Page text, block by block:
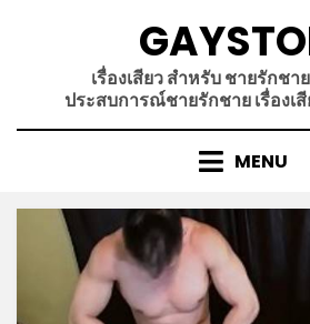
เรื่องเสียว สำหรับ ชายรักชา
ประสบการณ์ชายรักชาย เรื่องเสี
MENU